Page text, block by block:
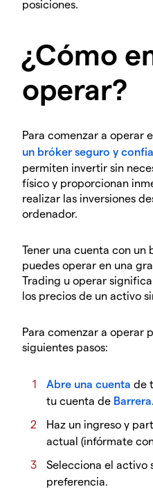
posiciones.
¿Cómo
operar?
Para comenzar a operar
un bróker seguro y
permiten invertir sin
físico y proporcionan
realizar las inversiones
ordenador.
Tener una cuenta con
puedes operar en una
Trading u operar
los precios de un activo
Para comenzar a operar
siguientes pasos:
Abre una cuenta de
tu cuenta de Barrera.
Haz un ingreso y
actual (infórmate
Selecciona el activo
preferencia.